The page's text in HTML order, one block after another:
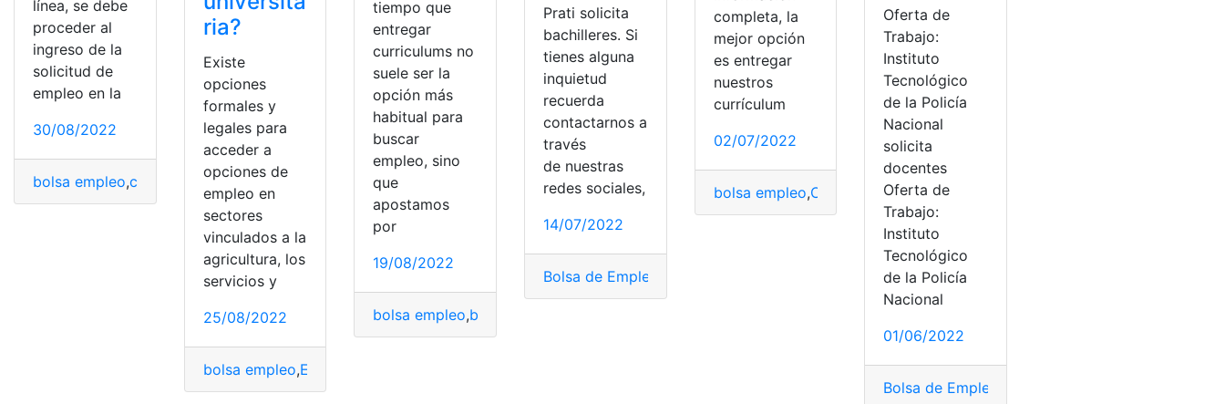
línea, se debe
proceder al
ingreso de la
solicitud de
empleo en la
30/08/2022
bolsa empleo,censo censos,Empleo,INEC ,Inscribirse
ria?
Existe
opciones
formales y
legales para
acceder a
opciones de
empleo en
sectores
vinculados a la
agricultura, los
servicios y
25/08/2022
bolsa empleo,Empleo
tiempo que
entregar
curriculums no
suele ser la
opción más
habitual para
buscar
empleo, sino
que
apostamos
por
19/08/2022
bolsa empleo,buscar empleo
Prati solicita
bachilleres. Si
tienes alguna
inquietud
recuerda
contactarnos a
través
de nuestras
redes sociales,
14/07/2022
Bolsa de Empleo Bolsa de Empleo Municipio de Guayaquil,bolsa empleo
completa, la
mejor opción
es entregar
nuestros
currículum
02/07/2022
bolsa empleo,Currículum Vitae, Empleo
Oferta de
Trabajo:
Instituto
Tecnológico
de la Policía
Nacional
solicita
docentes
Oferta de
Trabajo:
Instituto
Tecnológico
de la Policía
Nacional
01/06/2022
Bolsa de Empleo